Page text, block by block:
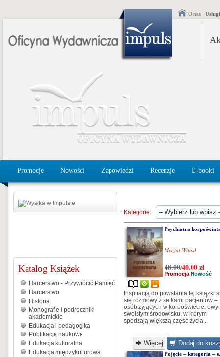
O nas
Promocje Nowości Zapowiedzi Recenzje E-booki
Katalog Książek
Harcerstwo - Przywrócić Pamięć
Harcerstwo
Historia
Monografie i podręczniki
akademickie
Edukacja i pedagogika
Publikacje naukowe
Edukacja kulturalna
Edukacja międzykulturowa
Kategorie:
Psychiatra
Misztal Witold
48.00/40.00zł
Promocja Nowość
Inspiracją do powstania tej książki
się rozmowy z setkami pacjentów –
osób żyjących w korpoświecie,
swoistym środowisku, w którym
spędzają większą część życia...
Więcej Dodaj do
Pojęcie – kategoria –